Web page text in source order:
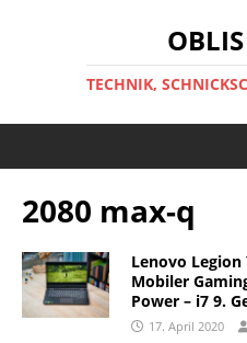
TECHNIK,
2080 max-q
Lenovo Legion
Mobiler
Power – i7 9.
17. April 2020